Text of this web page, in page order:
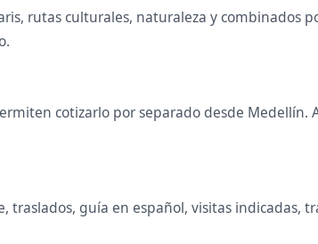
rutas culturales, naturaleza y combinados
cotizarlo por separado desde Medellín.
guía en español, visitas indicadas,